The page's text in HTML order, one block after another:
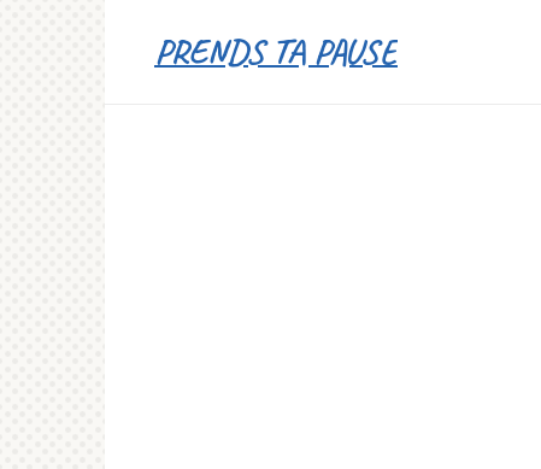
PRENDS TA PAUSE